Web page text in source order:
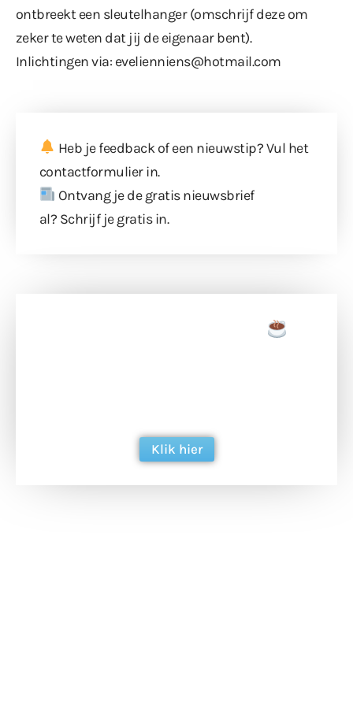
ontbreekt een sleutelhanger (omschrijf deze om
zeker te weten dat jij de eigenaar bent).
Inlichtingen via: evelienniens@hotmail.com
Heb je feedback of een nieuwstip? Vul het
contactformulierin.
Ontvang je de gratis nieuwsbrief
al? Schrijf je gratis in.
Klik hier